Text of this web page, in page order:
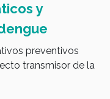
y
preventivos
transmisor de la